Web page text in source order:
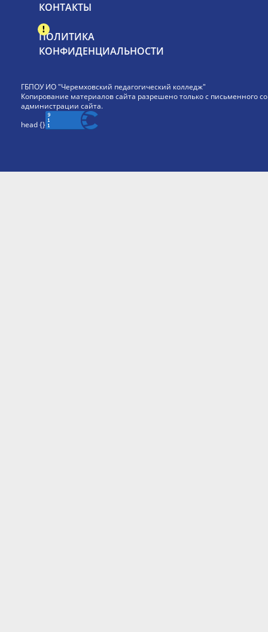
КОНТАКТЫ
ПОЛИТИКА
КОНФИДЕНЦИАЛЬНОСТИ
ГБПОУ ИО "Черемховский педагогический колледж"
Копирование материалов сайта разрешено только с письменного
администрации сайта.
head {}